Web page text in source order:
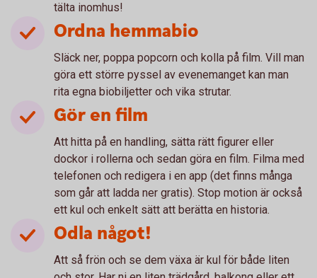
tälta inomhus!
Ordna hemmabio
Släck ner, poppa popcorn och kolla på film. Vill man
göra ett större pyssel av evenemanget kan man
rita egna biobiljetter och vika strutar.
Gör en film
Att hitta på en handling, sätta rätt figurer eller
dockor i rollerna och sedan göra en film. Filma med
telefonen och redigera i en app (det finns många
som går att ladda ner gratis). Stop motion är också
ett kul och enkelt sätt att berätta en historia.
Odla något!
Att så frön och se dem växa är kul för både liten